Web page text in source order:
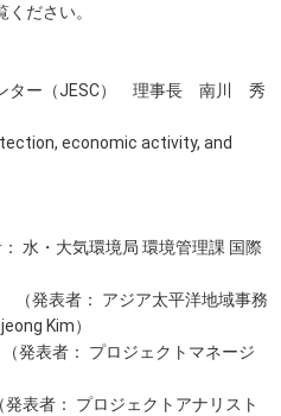
ださい。
ンター（JESC） 理事長 南川 秀
economic activity, and
水・大気環境局 環境管理課 国際
（発表者： アジア太平洋地域事務
Kim）
発表者： プロジェクトマネージ
表者： プロジェクトアナリスト